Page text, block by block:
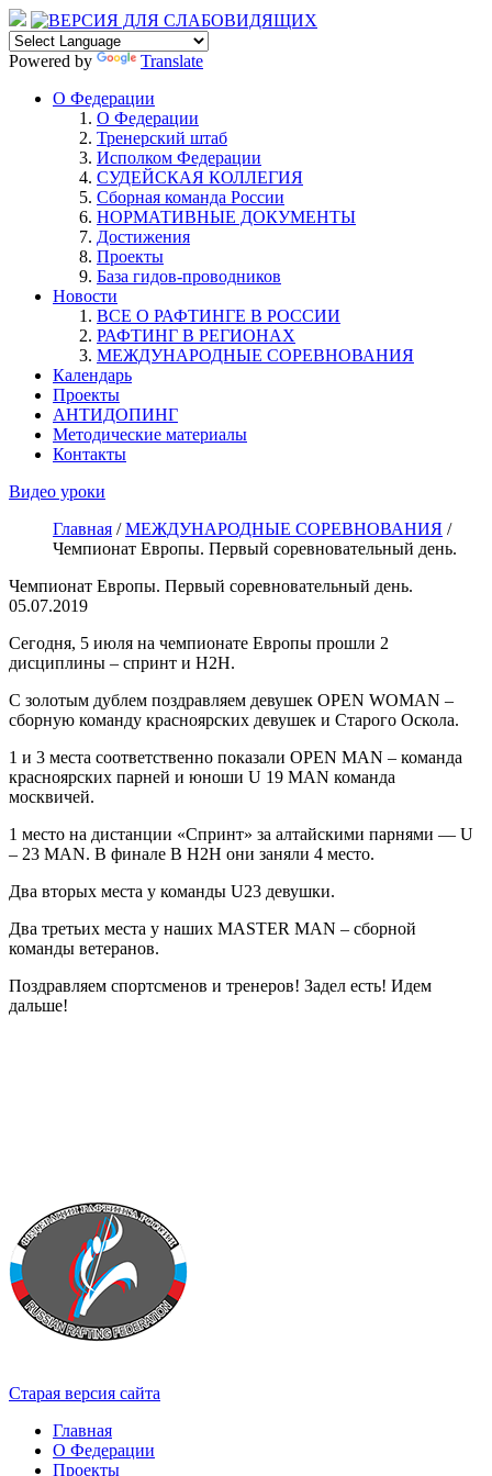
Powered by
Translate
О Федерации
О Федерации
Тренерский штаб
Исполком Федерации
СУДЕЙСКАЯ КОЛЛЕГИЯ
Сборная команда России
НОРМАТИВНЫЕ ДОКУМЕНТЫ
Достижения
Проекты
База гидов-проводников
Новости
ВСЕ О РАФТИНГЕ В РОССИИ
РАФТИНГ В РЕГИОНАХ
МЕЖДУНАРОДНЫЕ СОРЕВНОВАНИЯ
Календарь
Проекты
АНТИДОПИНГ
Методические материалы
Контакты
Видео уроки
Главная /МЕЖДУНАРОДНЫЕ СОРЕВНОВАНИЯ /
Чемпионат Европы. Первый соревновательный день.
Чемпионат Европы. Первый соревновательный день.
05.07.2019
Сегодня, 5 июля на чемпионате Европы прошли 2
дисциплины – спринт и Н2Н.
С золотым дублем поздравляем девушек OPEN WOMAN –
сборную команду красноярских девушек и Старого Оскола.
1 и 3 места соответственно показали OPEN MAN – команда
красноярских парней и юноши U 19 MAN команда
москвичей.
1 место на дистанции «Спринт» за алтайскими парнями — U
– 23 MAN. В финале В Н2Н они заняли 4 место.
Два вторых места у команды U23 девушки.
Два третьих места у наших MASTER MAN – сборной
команды ветеранов.
Поздравляем спортсменов и тренеров! Задел есть! Идем
дальше!
Старая версия сайта
Главная
О Федерации
Проекты